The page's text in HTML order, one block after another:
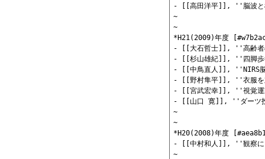
- [[高田洋平]], ''脳波と機
~
~
*H21(2009)年度
- [[大石哲士]], ''高齢者の
- [[杉山雄紀]], ''四脚歩行
- [[中鳥直人]], ''NIRS脳計
- [[野村隼平]], ''衣服を対
- [[宮武宏幸]], ''視覚運動
- [[山口 寛]], ''ダーツ投擲
~
~
*H20(2008)年度
- [[中村和人]], ''観察によ
~